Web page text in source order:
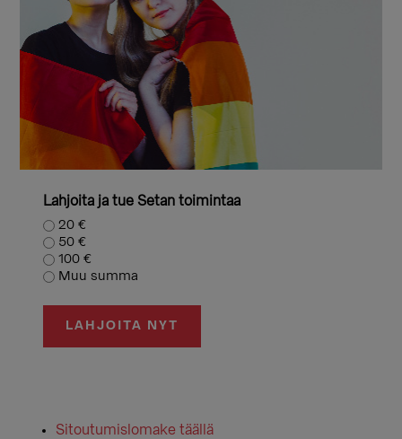
Lahjoita ja tue Setan toimintaa
20 €
50 €
100 €
Muu summa
LAHJOITA NYT
Sitoutumislomake täällä